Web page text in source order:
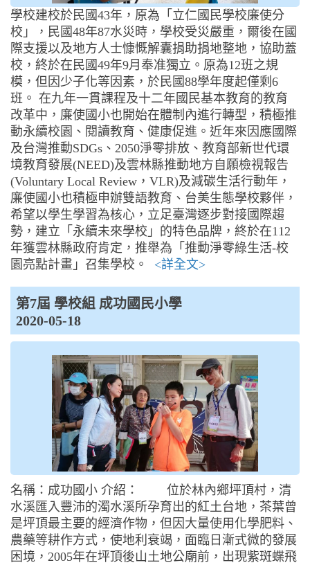
學校建校於民國43年，原為「立仁國民學校廉使分
校」，民國48年87水災時，學校受災嚴重，爾後在國
際支援以及地方人士慷慨解囊捐助捐地整地，協助蓋
校，終於在民國49年9月奉准獨立。原為12班之規
模，但因少子化等因素，於民國88學年度起僅剩6
班。 在九年一貫課程及十二年國民基本教育的教育
改革中，廉使國小也開始在體制內進行轉型，積極推
動永續校園、閱讀教育、健康促進。近年來因應國際
及台灣推動SDGs、2050淨零排放、教育部新世代環
境教育發展(NEED)及雲林縣推動地方自願檢視報告
(Voluntary Local Review，VLR)及減碳生活行動年，
廉使國小也積極申辦雙語教育、台美生態學校夥伴，
希望以學生學習為核心，立足臺灣逐步對接國際趨
勢，建立「永續未來學校」的特色品牌，終於在112
年獲雲林縣政府肯定，推舉為「推動淨零綠生活-校
園亮點計畫」召集學校。 <詳全文>
第7屆 學校組 成功國民小學
2020-05-18
名稱：成功國小 介紹： 位於林內鄉坪頂村，清
水溪匯入豐沛的濁水溪所孕育出的紅土台地，茶葉曾
是坪頂最主要的經濟作物，但因大量使用化學肥料、
農藥等耕作方式，使地利衰竭，面臨日漸式微的發展
困境，2005年在坪頂後山土地公廟前，出現紫斑蝶飛